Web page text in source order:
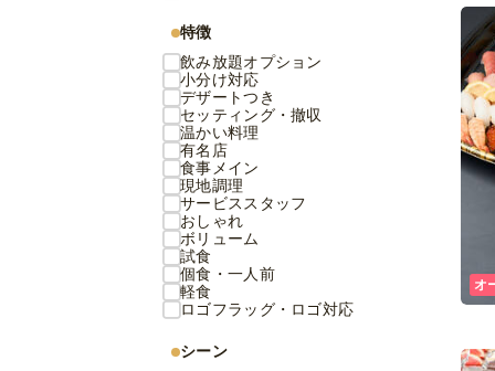
オ
特徴
飲み放題オプション
小分け対応
デザートつき
セッティング・撤収
温かい料理
有名店
食事メイン
現地調理
サービススタッフ
おしゃれ
ボリューム
試食
個食・一人前
軽食
ロゴフラッグ・ロゴ対応
シーン